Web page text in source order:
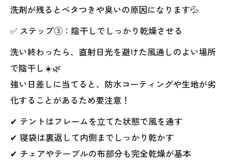
洗剤が残るとベタつきや臭いの原因になります💦
✅ ステップ③：陰干しでしっかり乾燥させる
洗い終わったら、直射日光を避けた風通しのよい場所
で陰干し☀️🌿
強い日差しに当てると、防水コーティングや生地が劣
化することがあるため要注意！
✔ テントはフレームを立てた状態で風を通す
✔ 寝袋は裏返して内側までしっかり乾かす
✔ チェアやテーブルの布部分も完全乾燥が基本